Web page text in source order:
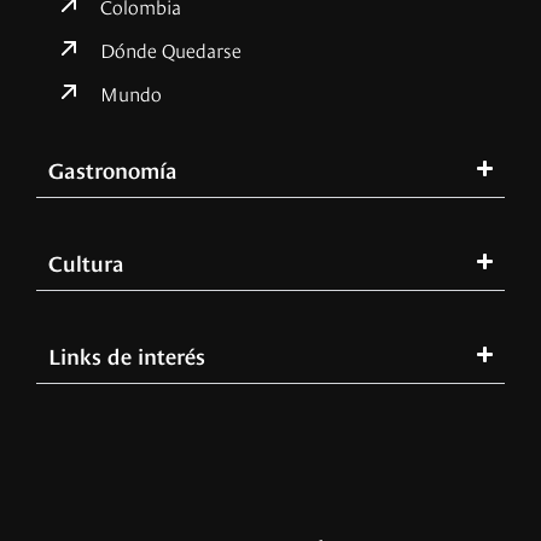
Dónde Quedarse
Mundo
Gastronomía
Cultura
Links de interés